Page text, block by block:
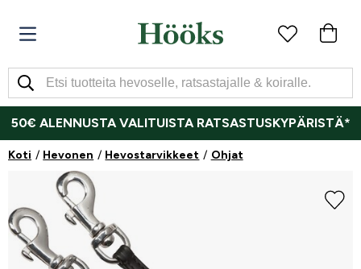
50€ ALENNUSTA VALITUISTA RATSASTUSKYPÄRISTÄ*
Koti Hevonen Hevostarvikkeet Ohjat